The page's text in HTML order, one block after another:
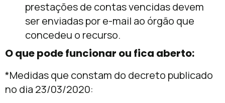
prestações de contas vencidas devem
ser enviadas por e-mail ao órgão que
concedeu o recurso.
O que pode funcionar ou fica aberto:
*Medidas que constam do decreto publicado
no dia 23/03/2020: